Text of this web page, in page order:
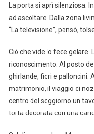
La porta si aprì silenziosa.
ad ascoltare. Dalla zona
“La televisione”, pensò,
Ciò che vide lo fece
riconoscimento. Al posto
ghirlande, fiori e palloncini.
matrimonio, il viaggio di
centro del soggiorno un
torta decorata con una